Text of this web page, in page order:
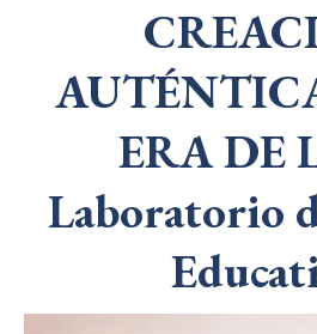
ERA DE
Laboratorio